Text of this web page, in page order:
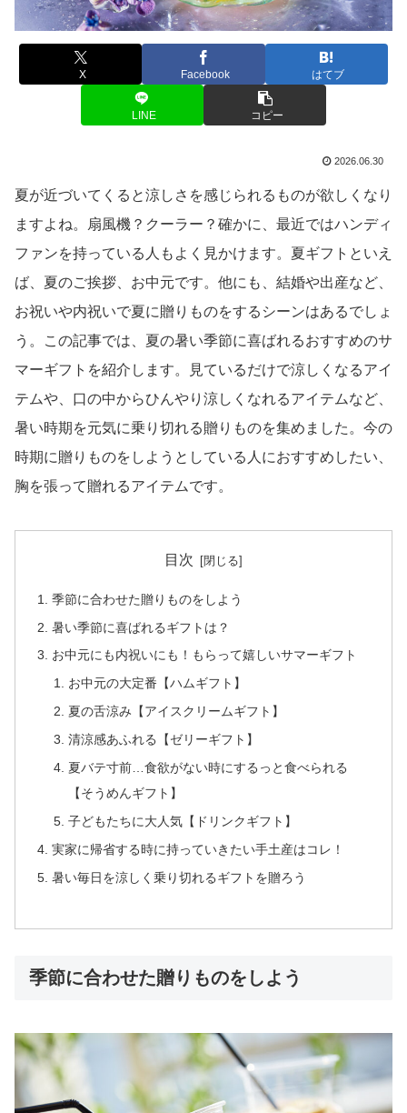
X Facebook はてブ
LINE コピー
2026.06.30
夏が近づいてくると涼しさを感じられるものが欲しくなり
ますよね。扇風機？クーラー？確かに、最近ではハンディ
ファンを持っている人もよく見かけます。夏ギフトといえ
ば、夏のご挨拶、お中元です。他にも、結婚や出産など、
お祝いや内祝いで夏に贈りものをするシーンはあるでしょ
う。この記事では、夏の暑い季節に喜ばれるおすすめのサ
マーギフトを紹介します。見ているだけで涼しくなるアイ
テムや、口の中からひんやり涼しくなれるアイテムなど、
暑い時期を元気に乗り切れる贈りものを集めました。今の
時期に贈りものをしようとしている人におすすめしたい、
胸を張って贈れるアイテムです。
目次
季節に合わせた贈りものをしよう
暑い季節に喜ばれるギフトは？
お中元にも内祝いにも！もらって嬉しいサマーギフト
お中元の大定番【ハムギフト】
夏の舌涼み【アイスクリームギフト】
清涼感あふれる【ゼリーギフト】
夏バテ寸前…食欲がない時にするっと食べられる
【そうめんギフト】
子どもたちに大人気【ドリンクギフト】
実家に帰省する時に持っていきたい手土産はコレ！
暑い毎日を涼しく乗り切れるギフトを贈ろう
季節に合わせた贈りものをしよう